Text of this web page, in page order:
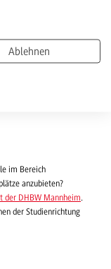
im Bereich
anzubieten?
der DHBW Mannheim.
der Studienrichtung
Ablehnen